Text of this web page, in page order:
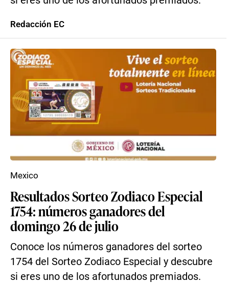
Redacción EC
Resultados Sorteo Zodiaco Especial
1754: números ganadores del
domingo 26 de julio
Conoce los números ganadores del sorteo
1754 del Sorteo Zodiaco Especial y descubre
si eres uno de los afortunados premiados.
Mexico